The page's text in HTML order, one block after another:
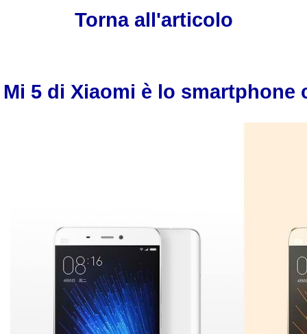
Torna all'articolo
Mi 5 di Xiaomi è lo smartphone